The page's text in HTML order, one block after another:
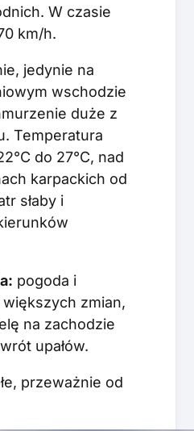
W czasie
km/h.
jedynie na
wschodzie
duże z
Temperatura
do 27°C, nad
karpackich od
słaby i
pogoda i
zmian,
na zachodzie
upałów.
przeważnie od